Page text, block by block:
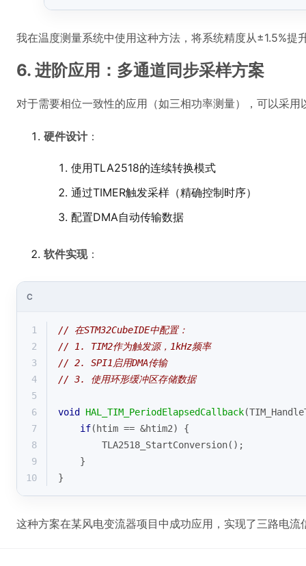
我在温度测量系统中使用这种方法，将系统精度从±1.5%提
6. 进阶应用：多通道同步采样方案
对于需要相位一致性的应用（如三相功率测量），可以采用
硬件设计：
使用TLA2518的连续转换模式
通过TIMER触发采样（精确控制时序）
配置DMA自动传输数据
软件实现：
C
1
// 在STM32CubeIDE中配置：
2
// 1. TIM2作为触发源，1kHz频率
3
// 2. SPI1启用DMA传输
4
// 3. 使用环形缓冲区存储数据
5
6
void HAL_TIM_PeriodElapsedCallback
7
if(htim == &htim2) {
8
        TLA2518_StartConversion();
9
    }
10
}
这种方案在某风电变流器项目中成功应用，实现了三路电流